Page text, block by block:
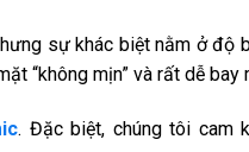
sự khác biệt nằm ở độ
“không mịn” và rất dễ bay
. Đặc biệt, chúng tôi cam